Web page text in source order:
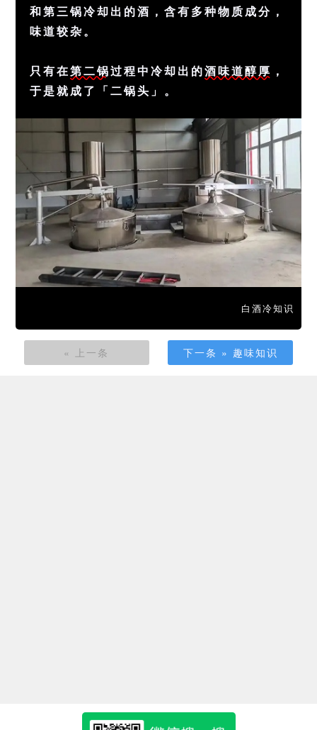
和第三锅冷却出的酒，含有多种物质成分，
味道较杂。
只有在第二锅过程中冷却出的酒味道醇厚 ，
于是就成了「二锅头」。
白酒冷知识
« 上一条 下一条 » 趣味知识